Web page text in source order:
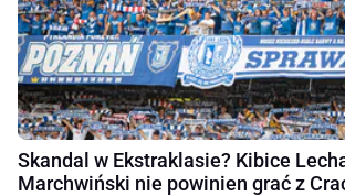
Skandal w Ekstraklasie? Kibice
Marchwiński nie powinien grać z